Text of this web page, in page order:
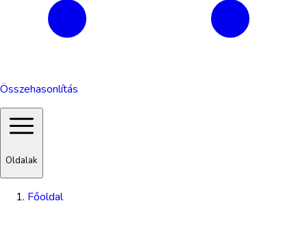
Összehasonlítás
Oldalak
Főoldal